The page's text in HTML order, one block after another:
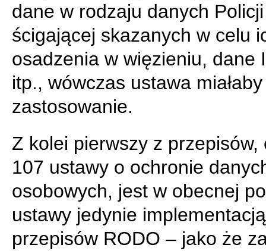
dane w rodzaju danych Policji
ścigającej skazanych w celu
osadzenia w więzieniu, dane
itp., wówczas ustawa miałaby
zastosowanie.
Z kolei pierwszy z przepisów,
107 ustawy o ochronie
osobowych, jest w obecnej
ustawy jedynie implementacją
przepisów RODO – jako że